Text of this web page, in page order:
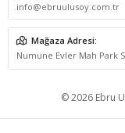
info@ebruulusoy.com.tr
Mağaza Adresi:
Numune Evler Mah Park
© 2026 Ebru